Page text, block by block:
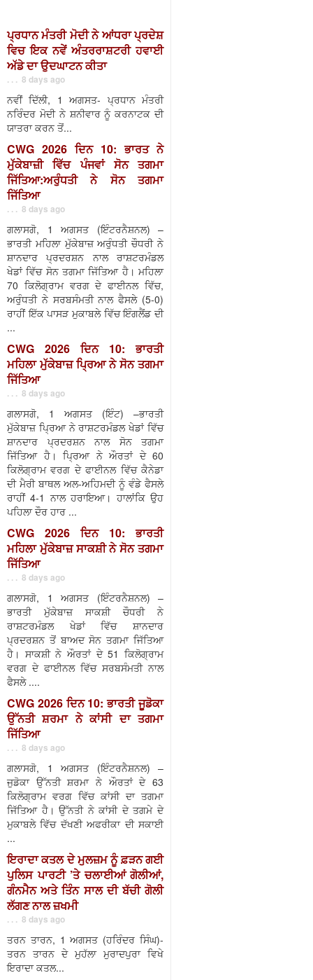
ਪ੍ਰਧਾਨ ਮੰਤਰੀ ਮੋਦੀ ਨੇ ਆਂਧਰਾ ਪ੍ਰਦੇਸ਼
ਵਿਚ ਇਕ ਨਵੇਂ ਅੰਤਰਰਾਸ਼ਟਰੀ ਹਵਾਈ
ਅੱਡੇ ਦਾ ਉਦਘਾਟਨ ਕੀਤਾ
. . . 8 days ago
ਨਵੀਂ ਦਿੱਲੀ, 1 ਅਗਸਤ- ਪ੍ਰਧਾਨ ਮੰਤਰੀ
ਨਰਿੰਦਰ ਮੋਦੀ ਨੇ ਸ਼ਨੀਵਾਰ ਨੂੰ ਕਰਨਾਟਕ ਦੀ
ਯਾਤਰਾ ਕਰਨ ਤੋਂ...
CWG 2026 ਦਿਨ 10: ਭਾਰਤ ਨੇ
ਮੁੱਕੇਬਾਜ਼ੀ ਵਿੱਚ ਪੰਜਵਾਂ ਸੋਨ ਤਗਮਾ
ਜਿੱਤਿਆ:ਅਰੁੰਧਤੀ ਨੇ ਸੋਨ ਤਗਮਾ
ਜਿੱਤਿਆ
. . . 8 days ago
ਗਲਾਸਗੋ, 1 ਅਗਸਤ (ਇੰਟਰਨੈਸ਼ਨਲ) –
ਭਾਰਤੀ ਮਹਿਲਾ ਮੁੱਕੇਬਾਜ਼ ਅਰੁੰਧਤੀ ਚੌਧਰੀ ਨੇ
ਸ਼ਾਨਦਾਰ ਪ੍ਰਦਰਸ਼ਨ ਨਾਲ ਰਾਸ਼ਟਰਮੰਡਲ
ਖੇਡਾਂ ਵਿੱਚ ਸੋਨ ਤਗਮਾ ਜਿੱਤਿਆ ਹੈ। ਮਹਿਲਾ
70 ਕਿਲੋਗ੍ਰਾਮ ਵਰਗ ਦੇ ਫਾਈਨਲ ਵਿੱਚ,
ਅਰੁੰਧਤੀ ਨੇ ਸਰਬਸੰਮਤੀ ਨਾਲ ਫੈਸਲੇ (5-0)
ਰਾਹੀਂ ਇੱਕ ਪਾਸੜ ਮੁਕਾਬਲੇ ਵਿੱਚ ਇੰਗਲੈਂਡ ਦੀ
...
CWG 2026 ਦਿਨ 10: ਭਾਰਤੀ
ਮਹਿਲਾ ਮੁੱਕੇਬਾਜ਼ ਪ੍ਰਿਆ ਨੇ ਸੋਨ ਤਗਮਾ
ਜਿੱਤਿਆ
. . . 8 days ago
ਗਲਾਸਗੋ, 1 ਅਗਸਤ (ਇੰਟ) –ਭਾਰਤੀ
ਮੁੱਕੇਬਾਜ਼ ਪ੍ਰਿਆ ਨੇ ਰਾਸ਼ਟਰਮੰਡਲ ਖੇਡਾਂ ਵਿੱਚ
ਸ਼ਾਨਦਾਰ ਪ੍ਰਦਰਸ਼ਨ ਨਾਲ ਸੋਨ ਤਗਮਾ
ਜਿੱਤਿਆ ਹੈ। ਪ੍ਰਿਆ ਨੇ ਔਰਤਾਂ ਦੇ 60
ਕਿਲੋਗ੍ਰਾਮ ਵਰਗ ਦੇ ਫਾਈਨਲ ਵਿੱਚ ਕੈਨੇਡਾ
ਦੀ ਮੈਰੀ ਬਾਥਲ ਅਲ-ਅਹਿਮਦੀ ਨੂੰ ਵੰਡੇ ਫੈਸਲੇ
ਰਾਹੀਂ 4-1 ਨਾਲ ਹਰਾਇਆ। ਹਾਲਾਂਕਿ ਉਹ
ਪਹਿਲਾ ਦੌਰ ਹਾਰ ...
CWG 2026 ਦਿਨ 10: ਭਾਰਤੀ
ਮਹਿਲਾ ਮੁੱਕੇਬਾਜ਼ ਸਾਕਸ਼ੀ ਨੇ ਸੋਨ ਤਗਮਾ
ਜਿੱਤਿਆ
. . . 8 days ago
ਗਲਾਸਗੋ, 1 ਅਗਸਤ (ਇੰਟਰਨੈਸ਼ਨਲ) –
ਭਾਰਤੀ ਮੁੱਕੇਬਾਜ਼ ਸਾਕਸ਼ੀ ਚੌਧਰੀ ਨੇ
ਰਾਸ਼ਟਰਮੰਡਲ ਖੇਡਾਂ ਵਿੱਚ ਸ਼ਾਨਦਾਰ
ਪ੍ਰਦਰਸ਼ਨ ਤੋਂ ਬਾਅਦ ਸੋਨ ਤਗਮਾ ਜਿੱਤਿਆ
ਹੈ। ਸਾਕਸ਼ੀ ਨੇ ਔਰਤਾਂ ਦੇ 51 ਕਿਲੋਗ੍ਰਾਮ
ਵਰਗ ਦੇ ਫਾਈਨਲ ਵਿੱਚ ਸਰਬਸੰਮਤੀ ਨਾਲ
ਫੈਸਲੇ ....
CWG 2026 ਦਿਨ 10: ਭਾਰਤੀ ਜੂਡੋਕਾ
ਉੱਨਤੀ ਸ਼ਰਮਾ ਨੇ ਕਾਂਸੀ ਦਾ ਤਗਮਾ
ਜਿੱਤਿਆ
. . . 8 days ago
ਗਲਾਸਗੋ, 1 ਅਗਸਤ (ਇੰਟਰਨੈਸ਼ਨਲ) –
ਜੁਡੋਕਾ ਉੱਨਤੀ ਸ਼ਰਮਾ ਨੇ ਔਰਤਾਂ ਦੇ 63
ਕਿਲੋਗ੍ਰਾਮ ਵਰਗ ਵਿੱਚ ਕਾਂਸੀ ਦਾ ਤਗਮਾ
ਜਿੱਤਿਆ ਹੈ। ਉੱਨਤੀ ਨੇ ਕਾਂਸੀ ਦੇ ਤਗਮੇ ਦੇ
ਮੁਕਾਬਲੇ ਵਿੱਚ ਦੱਖਣੀ ਅਫਰੀਕਾ ਦੀ ਸਕਾਈ
...
ਇਰਾਦਾ ਕਤਲ ਦੇ ਮੁਲਜ਼ਮ ਨੂੰ ਫ਼ੜਨ ਗਈ
ਪੁਲਿਸ ਪਾਰਟੀ ’ਤੇ ਚਲਾਈਆਂ ਗੋਲੀਆਂ,
ਗੰਨਮੈਨ ਅਤੇ ਤਿੰਨ ਸਾਲ ਦੀ ਬੱਚੀ ਗੋਲੀ
ਲੱਗਣ ਨਾਲ ਜ਼ਖਮੀ
. . . 8 days ago
ਤਰਨ ਤਾਰਨ, 1 ਅਗਸਤ (ਹਰਿੰਦਰ ਸਿੰਘ)-
ਤਰਨ ਤਾਰਨ ਦੇ ਮੁਹੱਲਾ ਮੁਰਾਦਪੁਰਾ ਵਿਖੇ
ਇਰਾਦਾ ਕਤਲ...